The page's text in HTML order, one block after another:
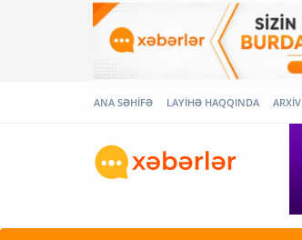
ANA SƏHİFƏ LAYİHƏ HAQQINDA ARXİV